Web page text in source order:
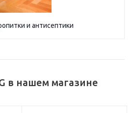
и антисептики
в нашем магазине